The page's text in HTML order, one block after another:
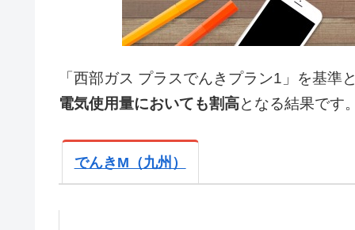
「西部ガス プラスでんきプラン1」を基
電気使用量においても割高となる結果です
でんきM（九州）